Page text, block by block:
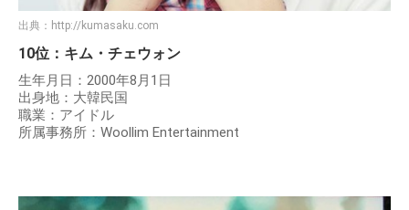
出典： http://kumasaku.com
10位：キム・チェウォン
生年月日：2000年8月1日
出身地：大韓民国
職業：アイドル
所属事務所：Woollim Entertainment